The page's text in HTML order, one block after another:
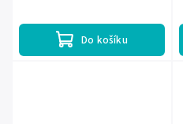
Do košíku